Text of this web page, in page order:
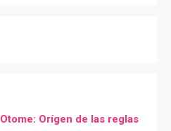
Otome: Orígen de las reglas